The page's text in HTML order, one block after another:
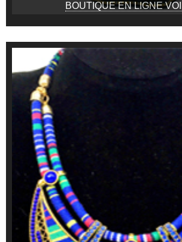
BOUTIQUE EN LIGNE